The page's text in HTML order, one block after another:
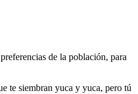
de la población, para
te siembran yuca y yuca, pero tú